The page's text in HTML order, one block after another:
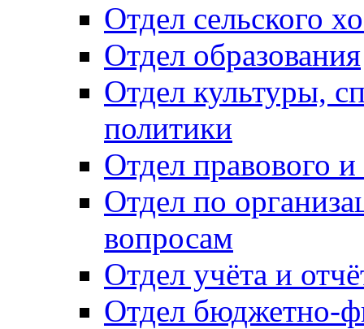
Отдел сельского
Отдел образования
Отдел культуры,
политики
Отдел правового
Отдел по
вопросам
Отдел учёта и
Отдел бюджетно-